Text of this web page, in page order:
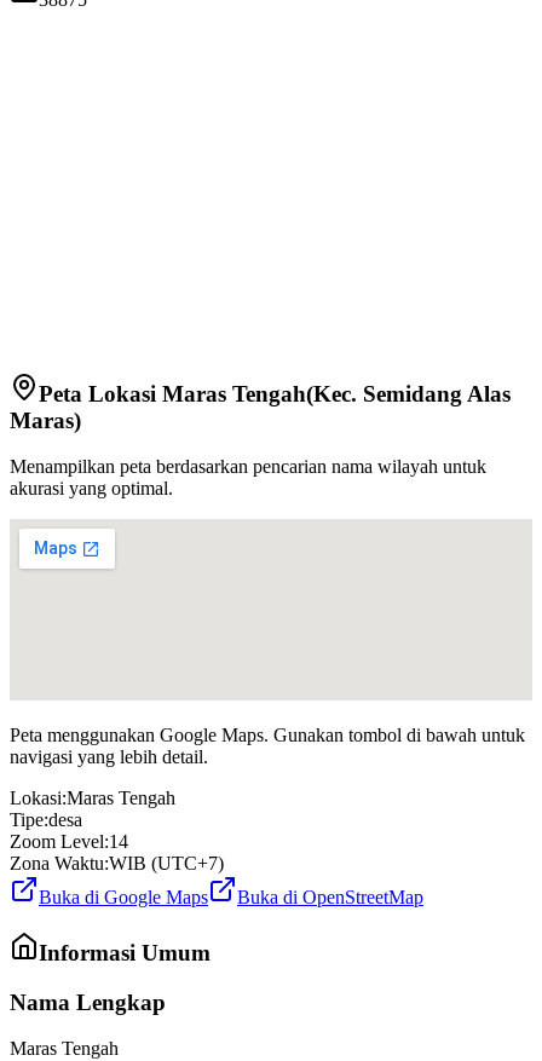
Peta Lokasi Maras Tengah(Kec. Semidang Alas
Maras)
Menampilkan peta berdasarkan pencarian nama wilayah untuk
akurasi yang optimal.
Peta menggunakan Google Maps. Gunakan tombol di bawah untuk
navigasi yang lebih detail.
Lokasi:Maras Tengah
Tipe:desa
Zoom Level:14
Zona Waktu:WIB (UTC+7)
Buka di Google Maps
Buka di OpenStreetMap
Informasi Umum
Nama Lengkap
Maras Tengah